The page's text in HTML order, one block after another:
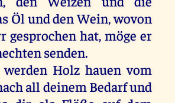
Öl unddenWein, wovon
gesprochen hat,möge er
senden.
werden Holz hauen vom
all deinem Bedarfund